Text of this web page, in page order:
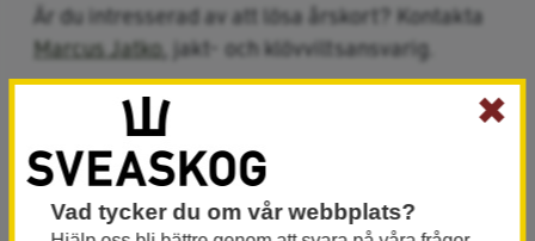
Är du intresserad av att lösa årskort? Kontakta
Marcus Jatko, jakt- och klövviltsansvarig.
Bag limit
Baglimit gäller för samtliga av följande
✖
Vad tycker du om vår webbplats?